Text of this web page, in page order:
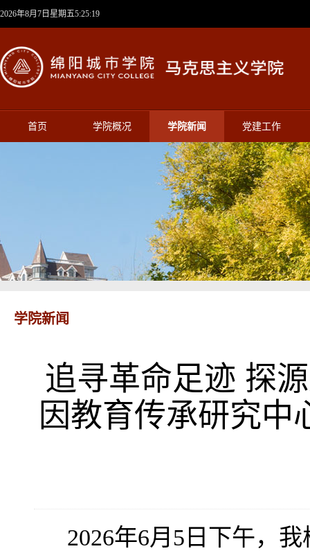
2026年8月7日星期五5:25:20
首页 学院概况 学院新闻 党建工作
学院新闻
追寻革命足迹 探
因教育传承研究中
2026年6月5日下午，